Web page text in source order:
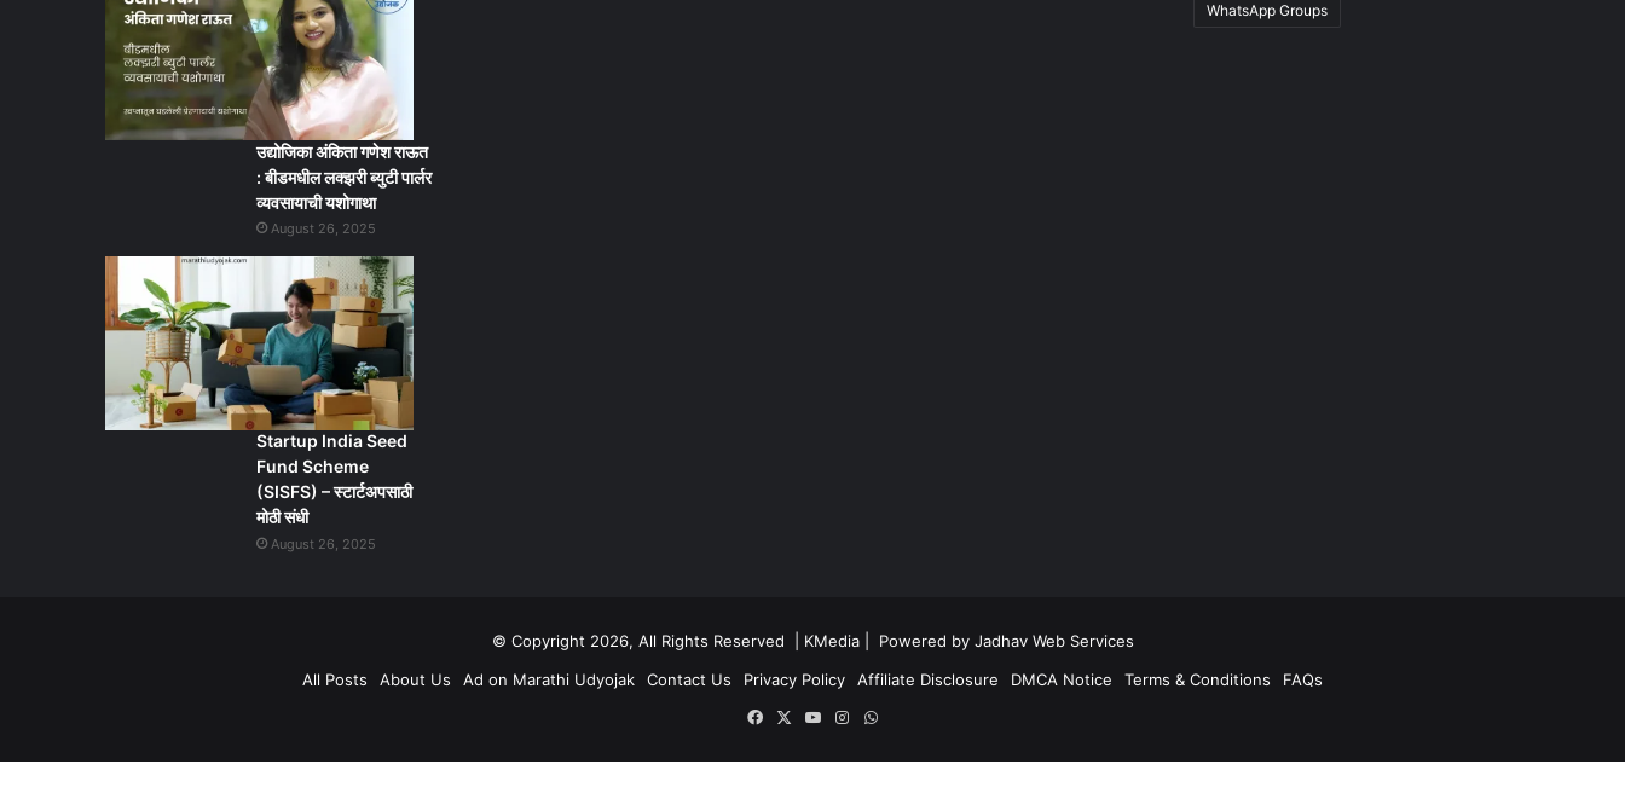
उद्योजिका अंकिता गणेश राऊत
: बीडमधील लक्झरी ब्युटी पार्लर
व्यवसायाची यशोगाथा
August 26, 2025
Startup India Seed
Fund Scheme
(SISFS) – स्टार्टअपसाठी
मोठी संधी
August 26, 2025
WhatsApp Groups
© Copyright 2026, All Rights Reserved | KMedia | Powered by Jadhav Web Services
All Posts
About Us Ad on Marathi Udyojak Contact Us Privacy Policy Affiliate Disclosure DMCA Notice Terms & Conditions
FAQs
Facebook
X YouTubeInstagram
WhatsApp